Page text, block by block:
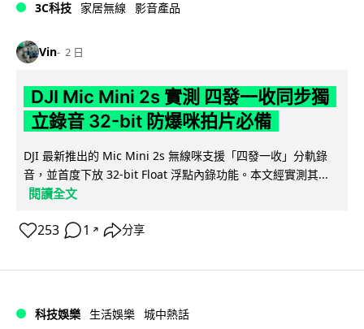
3C科技 家居無線 影音產品
Vin 2 日
DJI Mic Mini 2s 實測 四發一收同步獨
立錄音 32-bit 防爆咪拍片必備
DJI 最新推出的 Mic Mini 2s 無線咪支援「四發一收」分軌錄
音，並首度下放 32-bit Float 浮點內錄功能。本文經實測其...
閱讀全文
253 1 ↗ 分享
科技娛樂 生活娛樂 城中熱話